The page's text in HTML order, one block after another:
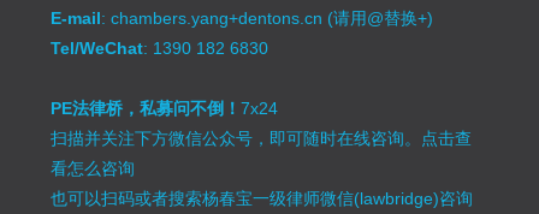
E-mail: chambers.yang+dentons.cn (请用@替换+)
Tel/WeChat: 1390 182 6830
PE法律桥，私募问不倒！7x24
扫描并关注下方微信公众号，即可随时在线咨询。 点击查
看怎么咨询
也可以扫码或者搜索杨春宝一级律师微信(lawbridge)咨询